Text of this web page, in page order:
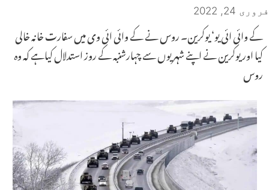
فروری 24, 2022
کے وائی ائی یو‘ یوکرین۔ روس نے کے وائی ائی وی میں سفارت خانہ خالی
کیا اور یوکرین نے اپنے شہریوں سے چہارشنبہ کے روز استدلال کیاہے کہ وہ
روس